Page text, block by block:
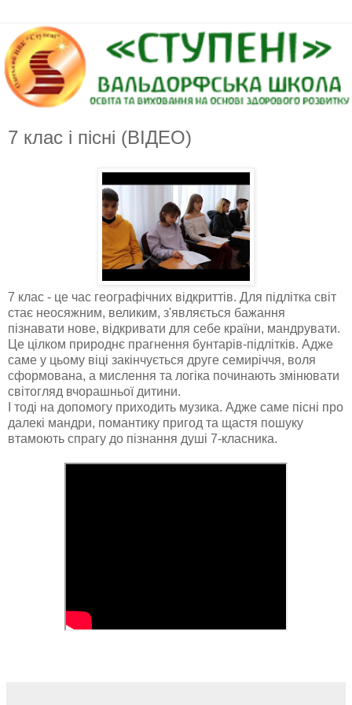
7 клас і пісні (ВІДЕО)
7 клас - це час географічних відкриттів. Для підлітка світ
стає неосяжним, великим, з'являється бажання
пізнавати нове, відкривати для себе країни, мандрувати.
Це цілком природнє прагнення бунтарів-підлітків. Адже
саме у цьому віці закінчується друге семиріччя, воля
сформована, а мислення та логіка починають змінювати
світогляд вчорашньої дитини.
І тоді на допомогу приходить музика. Адже саме пісні про
далекі мандри, помантику пригод та щастя пошуку
втамоють спрагу до пізнання душі 7-класника.